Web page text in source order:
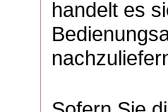
handelt es